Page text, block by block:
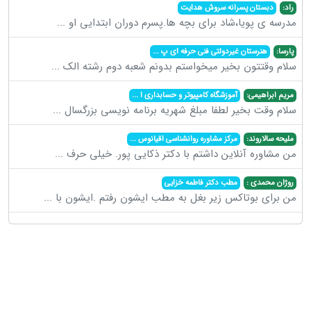
راد: دبستان پسرانه سروش هدایت
مدرسه ی پویا،شاد برای بچه ها.پسرم دوران ابتدایی او ...
پارسا: هنرستان غیردولتی فنی حرفه ای پ...
سلام وقتتون بخیر میخواستم بدونم شعبه دوم رشته الک ...
مریم ابراهیمی: آموزشگاه کامپیوتر و حسابداری ا...
سلام وقت بخیر لطفا مبلغ شهریه برنامه نویسی بزرگسال ...
ملیحه سالاروند: مرکز مشاوره روانشناسی اقیانوس...
من مشاوره آنلاین داشتم با دکتر ذکایی پور. خیلی حرف ...
روژان محمدی : مطب دکتر فاطمه خزایی
من برای بوتاکس زیر بغل به مطب ایشون رفتم .ایشون با ...